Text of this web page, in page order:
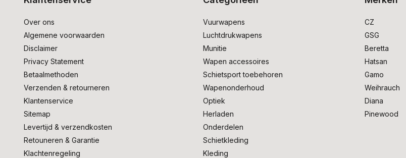
Over ons
Algemene voorwaarden
Disclaimer
Privacy Statement
Betaalmethoden
Verzenden & retourneren
Klantenservice
Sitemap
Levertijd & verzendkosten
Retouneren & Garantie
Klachtenregeling
Vuurwapens
Luchtdrukwapens
Munitie
Wapen accessoires
Schietsport toebehoren
Wapenonderhoud
Optiek
Herladen
Onderdelen
Schietkleding
Kleding
CZ
GSG
Beretta
Hatsan
Gamo
Weihrauch
Diana
Pinewood